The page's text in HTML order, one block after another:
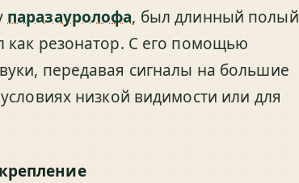
паразауролофа, был длинный полый
как резонатор. С его помощью
передавая сигналы на большие
низкой видимости или для